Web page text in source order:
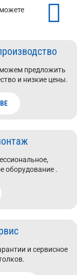
предложить
и низкие цены.
оборудование .
и сервисное